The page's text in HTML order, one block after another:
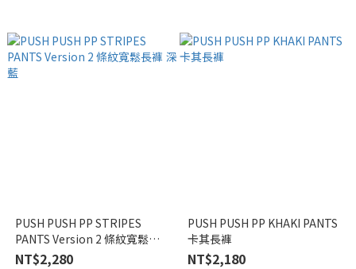
PUSH PUSH PP STRIPES
PANTS Version 2 條紋寬鬆長
褲 深藍
NT$2,280
PUSH PUSH PP KHAKI PANTS
卡其長褲
NT$2,180